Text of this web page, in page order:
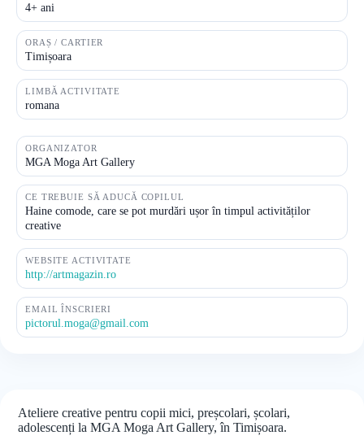
4+ ani
ORAȘ / CARTIER
Timișoara
LIMBĂ ACTIVITATE
romana
ORGANIZATOR
MGA Moga Art Gallery
CE TREBUIE SĂ ADUCĂ COPILUL
Haine comode, care se pot murdări ușor în timpul activităților
creative
WEBSITE ACTIVITATE
http://artmagazin.ro
EMAIL ÎNSCRIERI
pictorul.moga@gmail.com
Ateliere creative pentru copii mici, preșcolari, școlari,
adolescenți la MGA Moga Art Gallery, în Timișoara.